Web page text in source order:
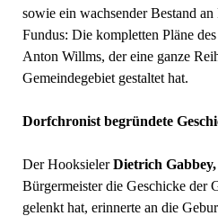
sowie ein wachsender Bestand
Fundus: Die kompletten Pläne
Anton Willms, der eine ganze
Gemeindegebiet gestaltet hat.
Dorfchronist begründete
Der HooksielerDietrich Gabbey,
Bürgermeister die Geschicke der
gelenkt hat, erinnerte an die